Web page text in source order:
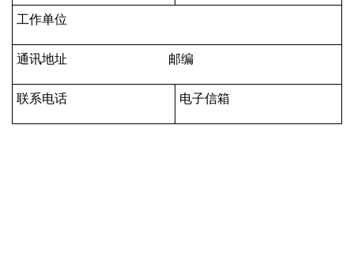
工作单位
通讯地址 邮编
联系电话 电子信箱